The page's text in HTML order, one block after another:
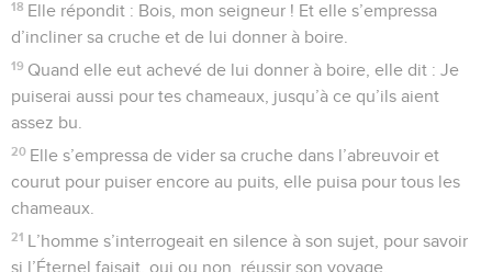
18 Elle répondit : Bois, mon seigneur ! Et elle s’empressa
d’incliner sa cruche et de lui donner à boire.
19 Quand elle eut achevé de lui donner à boire, elle dit : Je
puiserai aussi pour tes chameaux, jusqu’à ce qu’ils aient
assez bu.
20 Elle s’empressa de vider sa cruche dans l’abreuvoir et
courut pour puiser encore au puits, elle puisa pour tous les
chameaux.
21 L’homme s’interrogeait en silence à son sujet, pour savoir
si l’Éternel faisait, oui ou non, réussir son voyage.